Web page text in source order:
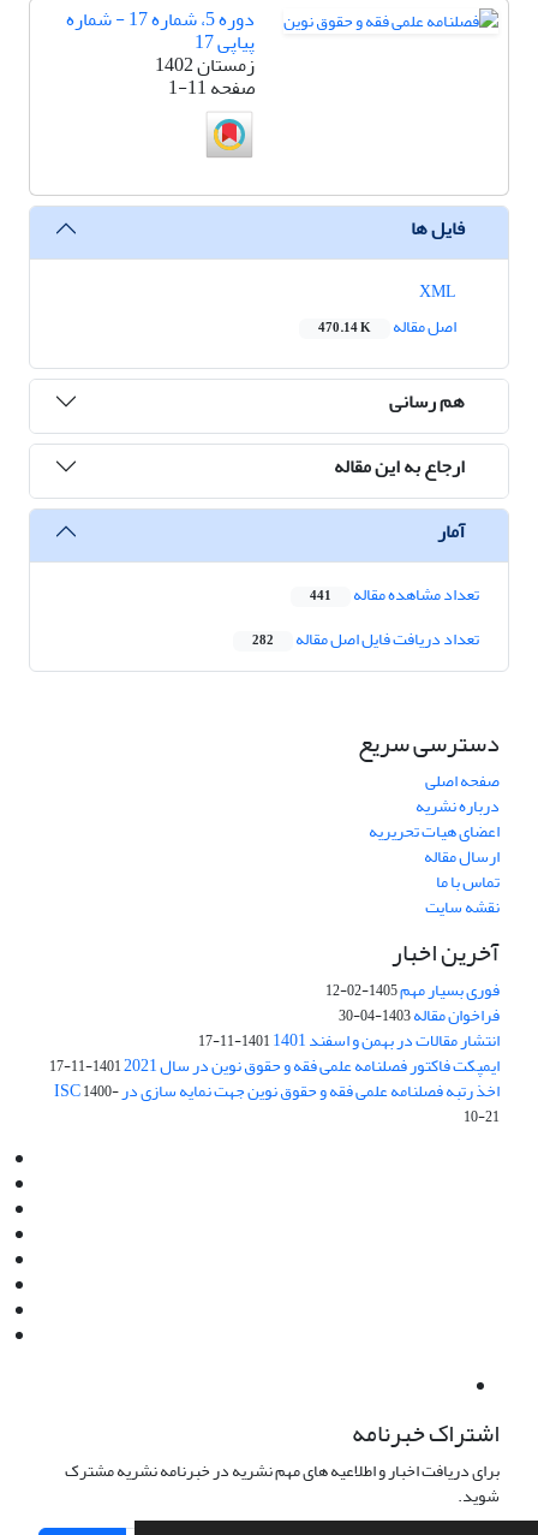
دوره 5، شماره 17 - شماره
پیاپی 17
زمستان 1402
صفحه1-11
فایل ها
اصل مقاله
470.14 K
هم رسانی
ارجاع به این مقاله
آمار
تعداد مشاهده مقاله 441
تعداد دریافت فایل اصل مقاله 282
دسترسی سریع
صفحه اصلی
درباره نشریه
اعضای هیات تحریریه
ارسال مقاله
تماس با ما
نقشه سایت
آخرین اخبار
فوری بسیار مهم1405-02-12
فراخوان مقاله1403-04-30
انتشار مقالات در بهمن و اسفند 1401 1401-11-17
ایمپکت فاکتور فصلنامه علمی فقه و حقوق نوین در سال 2021 1401-11-17
اخذ رتبه فصلنامه علمی فقه و حقوق نوین جهت نمایه سازی در ISC1400-
10-21
اشتراک خبرنامه
برای دریافت اخبار و اطلاعیه های مهم نشریه در خبرنامه نشریه مشترک
شوید.